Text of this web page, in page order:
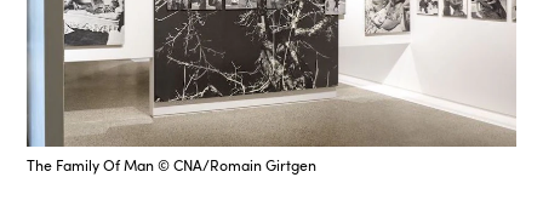
The Family Of Man © CNA/Romain Girtgen